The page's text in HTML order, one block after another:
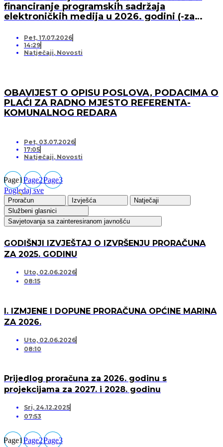
financiranje programskih sadržaja
elektroničkih medija u 2026. godini (-za
Pet, 17.07.2026
14:29
Natječaji, Novosti
OBAVIJEST O OPISU POSLOVA, PODACIMA O
PLAĆI ZA RADNO MJESTO REFERENTA-
KOMUNALNOG REDARA
Pet, 03.07.2026
17:05
Natječaji, Novosti
Page1Page2Page3
Pogledaj sve
Proračun Izvješća
Natječaji
Službeni glasnici
Savjetovanja sa zainteresiranom javnošću
GODIŠNJI IZVJEŠTAJ O IZVRŠENJU PRORAČUNA
ZA 2025. GODINU
Uto, 02.06.2026
08:15
I. IZMJENE I DOPUNE PRORAČUNA OPĆINE MARINA
ZA 2026.
Uto, 02.06.2026
08:10
Prijedlog proračuna za 2026. godinu s
projekcijama za 2027. i 2028. godinu
Sri, 24.12.2025
07:53
Page1Page2Page3